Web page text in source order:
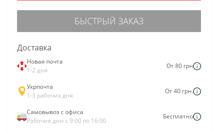
БЫСТРЫЙ ЗАКАЗ
Доставка
Новая почта
1-2 дня
От 80 грн
Укрпочта
1-3 рабочих дня
От 40 грн.
Самовывоз с офиса
Рабочие дни с 9:00 по 16:00
Бесплатно